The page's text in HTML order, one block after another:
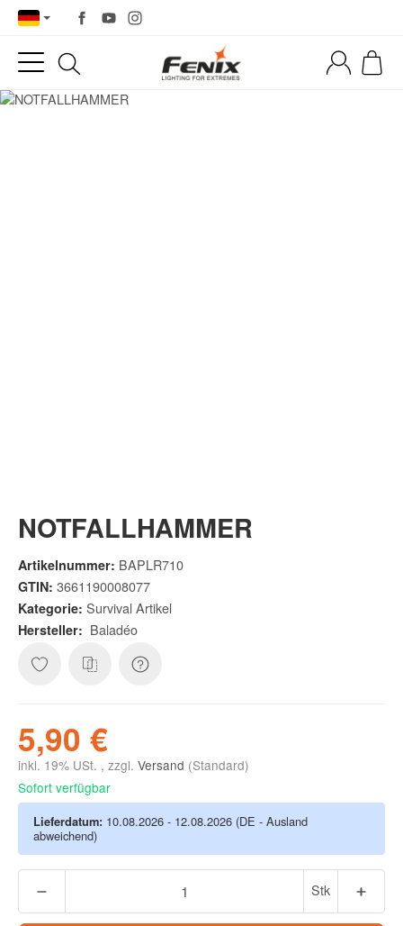
NOTFALLHAMMER
Artikelnummer: BAPLR710
GTIN: 3661190008077
Kategorie: Survival Artikel
Hersteller: Baladéo
5,90 €
inkl. 19% USt. , zzgl. Versand (Standard)
Sofort verfügbar
Lieferdatum: 10.08.2026 - 12.08.2026 (DE - Ausland
abweichend)
Stk